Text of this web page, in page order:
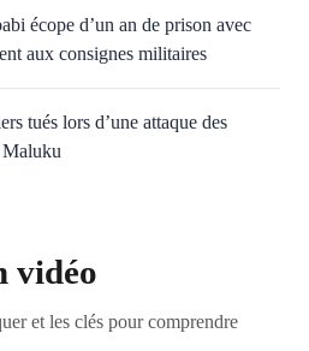
écope d’un an de prison avec
aux consignes militaires
tués lors d’une attaque des
vidéo
et les clés pour comprendre